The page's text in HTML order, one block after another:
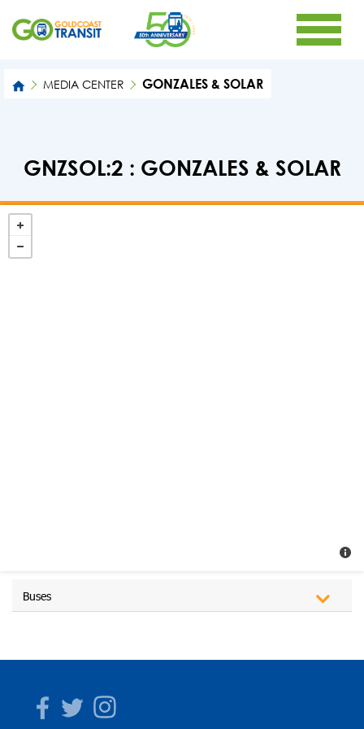
MEDIA CENTER GONZALES & SOLAR
GNZSOL:2 : GONZALES & SOLAR
Buses
Facebook
TwitterInstagram